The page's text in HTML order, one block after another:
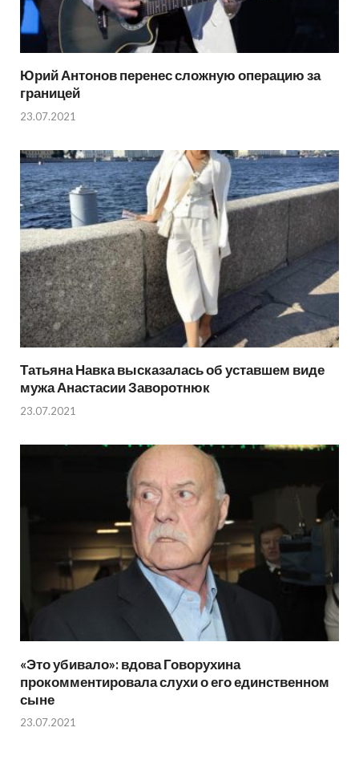
Юрий Антонов перенес сложную операцию за
границей
23.07.2021
Татьяна Навка высказалась об уставшем виде
мужа Анастасии Заворотнюк
23.07.2021
«Это убивало»: вдова Говорухина
прокомментировала слухи о его единственном
сыне
23.07.2021